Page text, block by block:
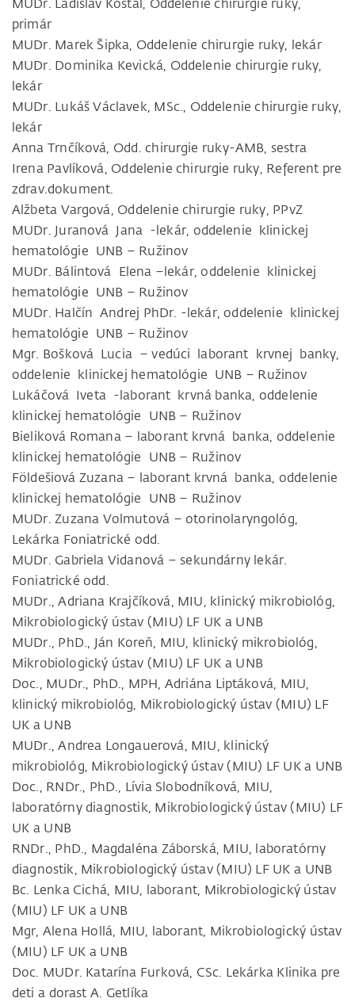
MUDr. Ladislav Košťál, Oddelenie chirurgie ruky,
primár
MUDr. Marek Šipka, Oddelenie chirurgie ruky, lekár
MUDr. Dominika Kevická, Oddelenie chirurgie ruky,
lekár
MUDr. Lukáš Václavek, MSc., Oddelenie chirurgie ruky,
lekár
Anna Trnčíková, Odd. chirurgie ruky-AMB, sestra
Irena Pavlíková, Oddelenie chirurgie ruky, Referent pre
zdrav.dokument.
Alžbeta Vargová, Oddelenie chirurgie ruky, PPvZ
MUDr. Juranová Jana -lekár, oddelenie klinickej
hematológie UNB – Ružinov
MUDr. Bálintová Elena –lekár, oddelenie klinickej
hematológie UNB – Ružinov
MUDr. Halčín Andrej PhDr. -lekár, oddelenie klinickej
hematológie UNB – Ružinov
Mgr. Bošková Lucia – vedúci laborant krvnej banky,
oddelenie klinickej hematológie UNB – Ružinov
Lukáčová Iveta -laborant krvná banka, oddelenie
klinickej hematológie UNB – Ružinov
Bieliková Romana – laborant krvná banka, oddelenie
klinickej hematológie UNB – Ružinov
Földešiová Zuzana – laborant krvná banka, oddelenie
klinickej hematológie UNB – Ružinov
MUDr. Zuzana Volmutová – otorinolaryngológ,
Lekárka Foniatrické odd.
MUDr. Gabriela Vidanová – sekundárny lekár.
Foniatrické odd.
MUDr., Adriana Krajčíková, MIU, klinický mikrobiológ,
Mikrobiologický ústav (MIU) LF UK a UNB
MUDr., PhD., Ján Koreň, MIU, klinický mikrobiológ,
Mikrobiologický ústav (MIU) LF UK a UNB
Doc., MUDr., PhD., MPH, Adriána Liptáková, MIU,
klinický mikrobiológ, Mikrobiologický ústav (MIU) LF
UK a UNB
MUDr., Andrea Longauerová, MIU, klinický
mikrobiológ, Mikrobiologický ústav (MIU) LF UK a UNB
Doc., RNDr., PhD., Lívia Slobodníková, MIU,
laboratórny diagnostik, Mikrobiologický ústav (MIU) LF
UK a UNB
RNDr., PhD., Magdaléna Záborská, MIU, laboratórny
diagnostik, Mikrobiologický ústav (MIU) LF UK a UNB
Bc. Lenka Cichá, MIU, laborant, Mikrobiologický ústav
(MIU) LF UK a UNB
Mgr, Alena Hollá, MIU, laborant, Mikrobiologický ústav
(MIU) LF UK a UNB
Doc. MUDr. Katarína Furková, CSc. Lekárka Klinika pre
deti a dorast A. Getlíka